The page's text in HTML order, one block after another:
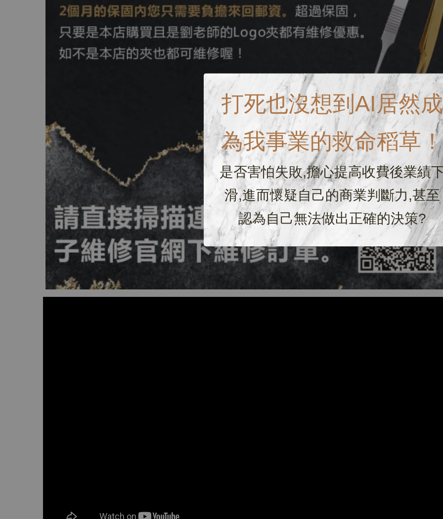
打死也沒想到AI居然成
為我事業的救命稻草！
是否害怕失敗,擔心提高收費後業績
滑,進而懷疑自己的商業判斷力,甚至
認為自己無法做出正確的決策?